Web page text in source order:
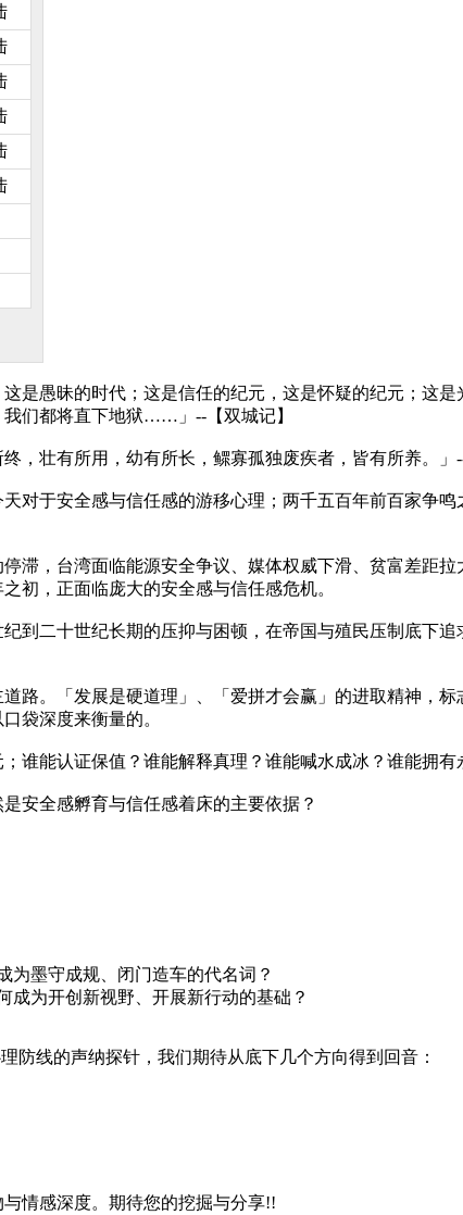
是愚昧的时代；这是信任的纪元，这是怀疑的纪元；这
们都将直下地狱……」--【双城记】
，壮有所用，幼有所长，鳏寡孤独废疾者，皆有所养。」
对于安全感与信任感的游移心理；两千五百年前百家争
滞，台湾面临能源安全争议、媒体权威下滑、贫富差距
初，正面临庞大的安全感与信任感危机。
到二十世纪长期的压抑与困顿，在帝国与殖民压制底下
路。「发展是硬道理」、「爱拼才会赢」的进取精神，
袋深度来衡量的。
谁能认证保值？谁能解释真理？谁能喊水成冰？谁能拥有
安全感孵育与信任感着床的主要依据？
为墨守成规、闭门造车的代名词？
成为开创新视野、开展新行动的基础？
防线的声纳探针，我们期待从底下几个方向得到回音：
情感深度。期待您的挖掘与分享!!